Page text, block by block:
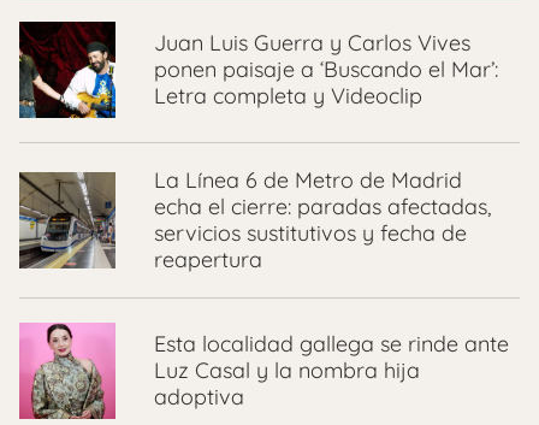
Juan Luis Guerra y Carlos Vives
ponen paisaje a ‘Buscando el Mar’:
Letra completa y Videoclip
La Línea 6 de Metro de Madrid
echa el cierre: paradas afectadas,
servicios sustitutivos y fecha de
reapertura
Esta localidad gallega se rinde ante
Luz Casal y la nombra hija
adoptiva